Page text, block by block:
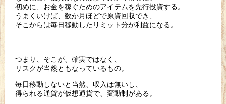
初めに、お金を稼ぐためのアイテムを先行投資する。
うまくいけば、数か月ほどで原資回収でき、
そこからは毎日移動したリミット分が利益になる。
つまり、そこが、確実ではなく、
リスクが当然ともなっているもの。
毎日移動しないと当然、収入は無いし、
得られる通貨が仮想通貨で、変動制がある。